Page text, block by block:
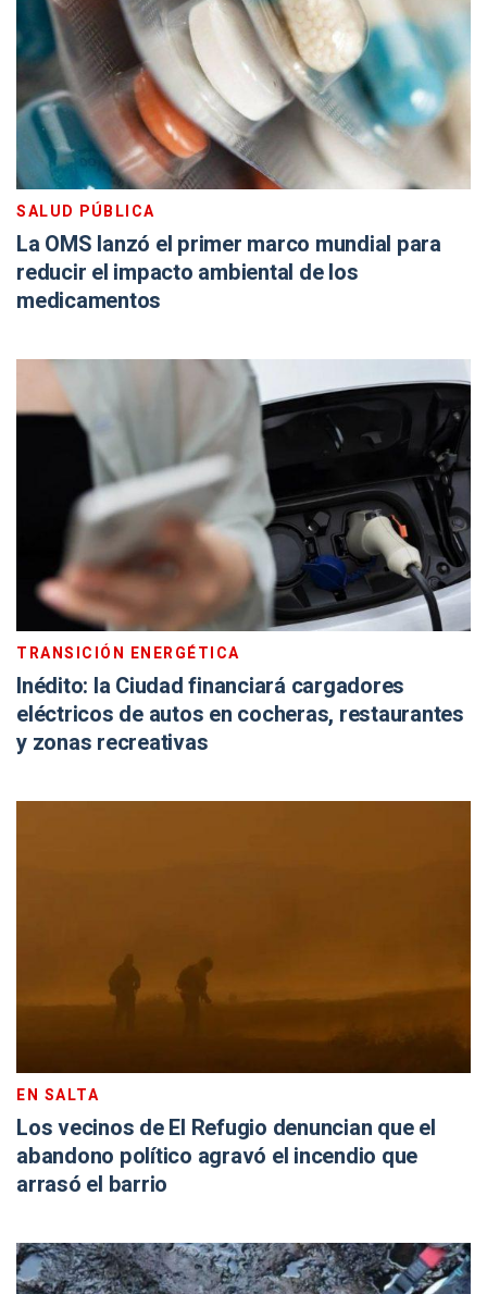
SALUD PÚBLICA
La OMS lanzó el primer marco mundial para
reducir el impacto ambiental de los
medicamentos
TRANSICIÓN ENERGÉTICA
Inédito: la Ciudad financiará cargadores
eléctricos de autos en cocheras, restaurantes
y zonas recreativas
EN SALTA
Los vecinos de El Refugio denuncian que el
abandono político agravó el incendio que
arrasó el barrio